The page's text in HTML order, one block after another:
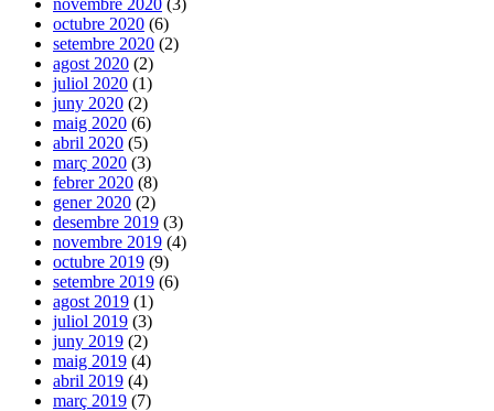
novembre 2020 (3)
octubre 2020 (6)
setembre 2020 (2)
agost 2020 (2)
juliol 2020 (1)
juny 2020 (2)
maig 2020 (6)
abril 2020 (5)
març 2020 (3)
febrer 2020 (8)
gener 2020 (2)
desembre 2019 (3)
novembre 2019 (4)
octubre 2019 (9)
setembre 2019 (6)
agost 2019 (1)
juliol 2019 (3)
juny 2019 (2)
maig 2019 (4)
abril 2019 (4)
març 2019 (7)